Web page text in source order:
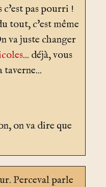
c'est pas pourri !
tout, c'est même
va juste changer
... déjà, vous
taverne...
on va dire que
Perceval parle